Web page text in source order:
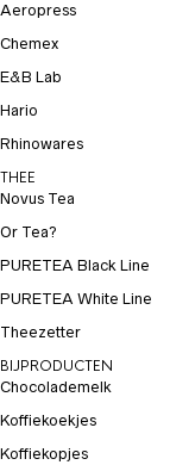
Aeropress
Chemex
E&B Lab
Hario
Rhinowares
THEE
Novus Tea
Or Tea?
PURETEA Black Line
PURETEA White Line
Theezetter
BIJPRODUCTEN
Chocolademelk
Koffiekoekjes
Koffiekopjes